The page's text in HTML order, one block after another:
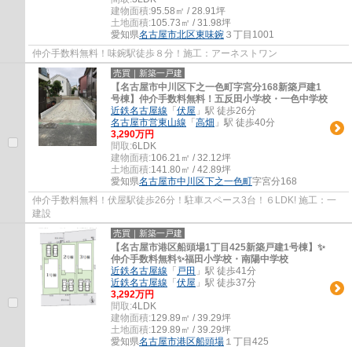
建物面積:95.58㎡ / 28.91坪
土地面積:105.73㎡ / 31.98坪
愛知県名古屋市北区東味鋺 ３丁目1001
仲介手数料無料！味鋺駅徒歩８分！施工：アーネストワン
売買｜新築一戸建
【名古屋市中川区下之一色町字宮分168新築戸建1
号棟】仲介手数料無料！五反田小学校・一色中学校
近鉄名古屋線 「 伏屋 」駅 徒歩26分
名古屋市営東山線 「 高畑 」駅 徒歩40分
3,290万円
間取:6LDK
建物面積:106.21㎡ / 32.12坪
土地面積:141.80㎡ / 42.89坪
愛知県名古屋市中川区下之一色町字宮分168
仲介手数料無料！伏屋駅徒歩26分！駐車スペース3台！６LDK! 施工：一
建設
売買｜新築一戸建
【名古屋市港区船頭場1丁目425新築戸建1号棟】✨️
仲介手数料無料✨️福田小学校・南陽中学校
近鉄名古屋線 「 戸田 」駅 徒歩41分
近鉄名古屋線 「 伏屋 」駅 徒歩37分
3,292万円
間取:4LDK
建物面積:129.89㎡ / 39.29坪
土地面積:129.89㎡ / 39.29坪
愛知県名古屋市港区船頭場 １丁目425